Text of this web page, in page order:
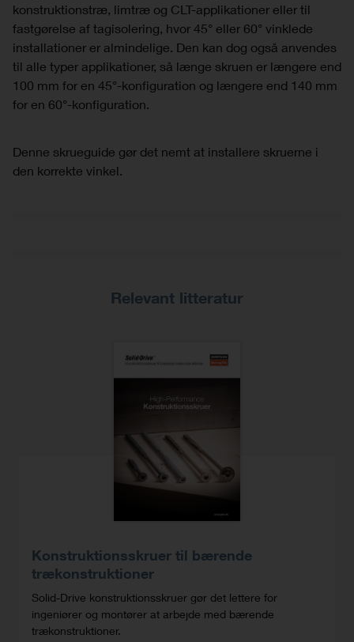
konstruktionstræ, limtræ og CLT-applikationer eller til
fastgørelse af tagisolering, hvor 45° eller 60° vinklede
installationer er almindelige. Den kan dog også anvendes
til alle typer applikationer, så længe skruen er længere end
100 mm for en 45°-konfiguration og længere end 140 mm
for en 60°-konfiguration.
Denne skrueguide gør det nemt at installere skruerne i
den korrekte vinkel.
Relevant litteratur
Konstruktionsskruer til bærende
trækonstruktioner
Solid-Drive konstruktionsskruer gør det lettere for
ingeniører og montører at arbejde med bærende
trækonstruktioner.